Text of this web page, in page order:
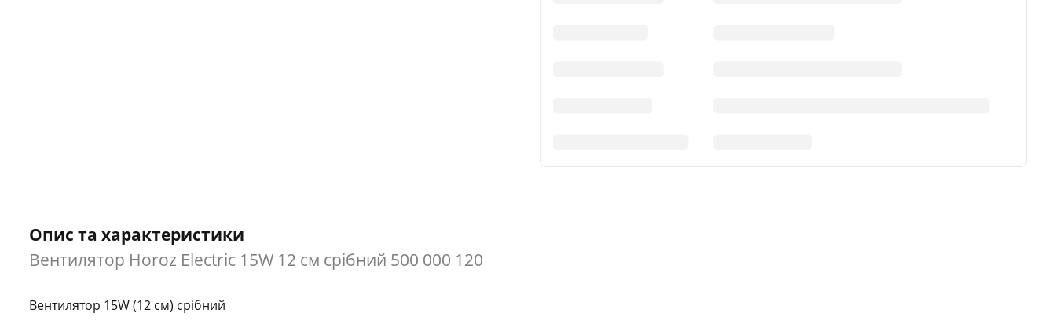
Опис та характеристики
Вентилятор Horoz Electric 15W 12 см срібний 500 000 120
Вентилятор 15W (12 см) срібний